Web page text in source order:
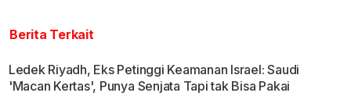
Berita Terkait
Ledek Riyadh, Eks Petinggi Keamanan Israel: Saudi
'Macan Kertas', Punya Senjata Tapi tak Bisa Pakai